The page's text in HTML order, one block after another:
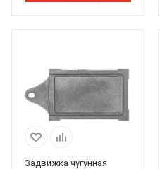
Задвижка чугунная